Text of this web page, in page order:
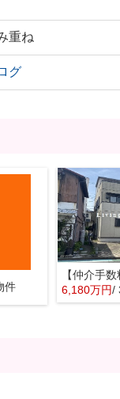
重ね
グ
件 6,180万円/